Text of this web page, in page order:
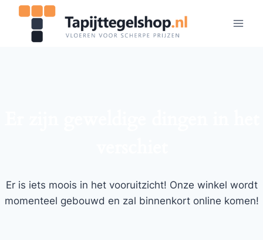
Doorgaan
inhoud
Er is iets moois in het vooruitzicht! Onze winkel wordt
momenteel gebouwd en zal binnenkort online komen!